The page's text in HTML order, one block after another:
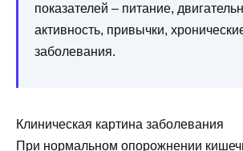
показателей – питание,
активность, привычки,
заболевания.
Клиническая картина заболевания
При нормальном опорожнении